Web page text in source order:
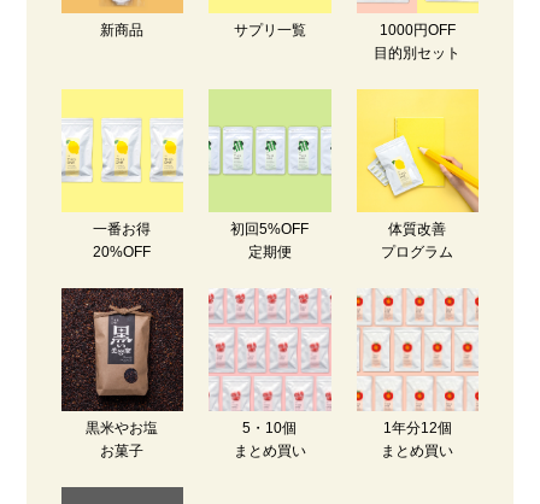
新商品 サプリ一覧
1000円OFF
目的別セット
一番お得
20%OFF
初回5%OFF
定期便
体質改善
プログラム
黒米やお塩
お菓子
5・10個
まとめ買い
1年分12個
まとめ買い